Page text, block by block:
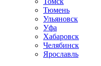
Тюмень
Ульяновск
Уфа
Хабаровск
Челябинск
Ярославль